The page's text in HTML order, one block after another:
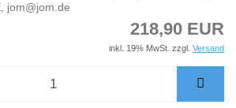
jom@jom.de
218,90 EUR
inkl. 19% MwSt. zzgl. Versand